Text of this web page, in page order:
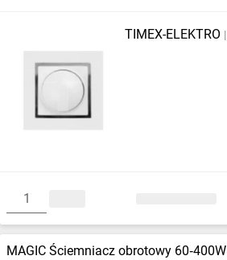
TIMEX-ELEKTRO
MAGIC Ściemniacz obrotowy